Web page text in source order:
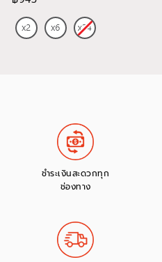
ชำระเงินสะดวกทุก
ช่องทาง